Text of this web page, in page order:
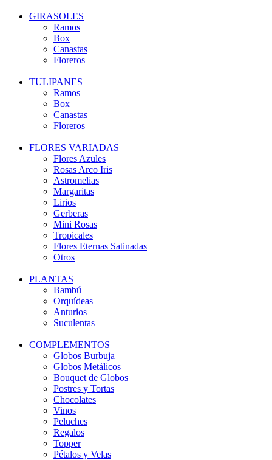
GIRASOLES
Ramos
Box
Canastas
Floreros
TULIPANES
Ramos
Box
Canastas
Floreros
FLORES VARIADAS
Flores Azules
Rosas Arco Iris
Astromelias
Margaritas
Lirios
Gerberas
Mini Rosas
Tropicales
Flores Eternas Satinadas
Otros
PLANTAS
Bambú
Orquídeas
Anturios
Suculentas
COMPLEMENTOS
Globos Burbuja
Globos Metálicos
Bouquet de Globos
Postres y Tortas
Chocolates
Vinos
Peluches
Regalos
Topper
Pétalos y Velas